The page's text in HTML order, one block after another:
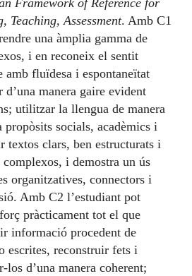
Framework of Reference for
Teaching, Assessment. Amb C1
una àmplia gamma de
i en reconeix el sentit
amb fluïdesa i espontaneïtat
d’una manera gaire evident
utilitzar la llengua de manera
socials, acadèmics i
textos clars, ben estructurats i
complexos, i demostra un ús
organitzatives, connectors i
Amb C2 l’estudiant pot
pràcticament tot el que
informació procedent de
escrites, reconstruir fets i
los d’una manera coherent;